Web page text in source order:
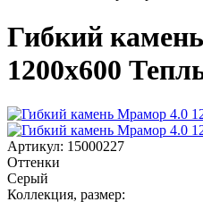
Гибкий
1200x600
Артикул: 15000227
Оттенки
Серый
Коллекция, размер: